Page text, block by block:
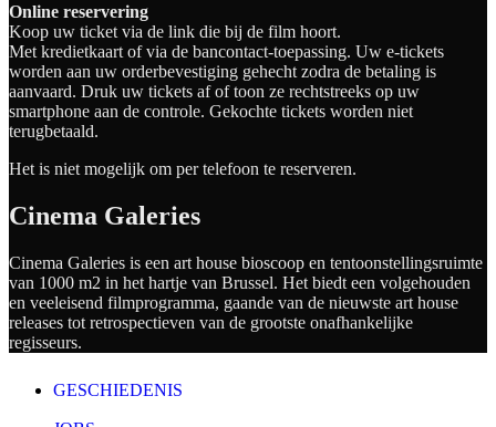
Online reservering
Koop uw ticket via de link die bij de film hoort.
Met kredietkaart of via de bancontact-toepassing. Uw e-tickets
worden aan uw orderbevestiging gehecht zodra de betaling is
aanvaard. Druk uw tickets af of toon ze rechtstreeks op uw
smartphone aan de controle. Gekochte tickets worden niet
terugbetaald.
Het is niet mogelijk om per telefoon te reserveren.
Cinema Galeries
Cinema Galeries is een art house bioscoop en tentoonstellingsruimte
van 1000 m2 in het hartje van Brussel. Het biedt een volgehouden
en veeleisend filmprogramma, gaande van de nieuwste art house
releases tot retrospectieven van de grootste onafhankelijke
regisseurs.
GESCHIEDENIS